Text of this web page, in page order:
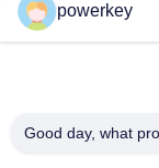
工場直販価格 アロ
アロマテラピー エ
powerkey
Good day, what